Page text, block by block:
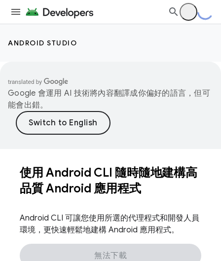
ANDROID STUDIO
Google 會運用 AI 技術將內容翻譯成你偏好的語言，但可
能會出錯。
使用 Android CLI 隨時隨地建構高
品質 Android 應用程式
Android CLI 可讓您使用所選的代理程式和開發人員
環境，更快速輕鬆地建構 Android 應用程式。
無法下載